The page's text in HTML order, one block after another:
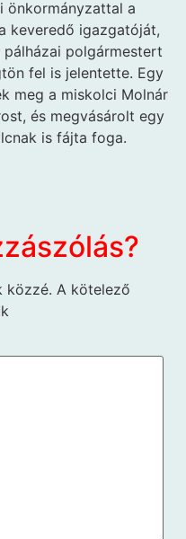
önkormányzattal a
keveredő igazgatóját,
polgármestert
fel is jelentette. Egy
meg a miskolci Molnár
és megvásárolt egy
is fájta foga.
közzé. A kötelező